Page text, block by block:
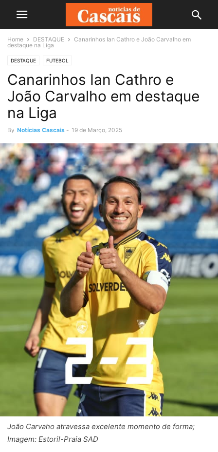
Home DESTAQUE
Canarinhos Ian Cathro e João Carvalho em
destaque na Liga
DESTAQUE FUTEBOL
Canarinhos Ian Cathro e
João Carvalho em destaque
na Liga
By Notícias Cascais - 19 de Março, 2025
João Carvaho atravessa excelente momento de forma;
Imagem: Estoril-Praia SAD